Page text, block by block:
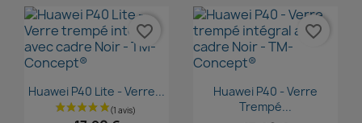
Aperçu rapide
Huawei P40 Lite - Verre...
favorite_border
Aperçu rapide
Huawei P40 - Verre
Trempé...
favorite_border